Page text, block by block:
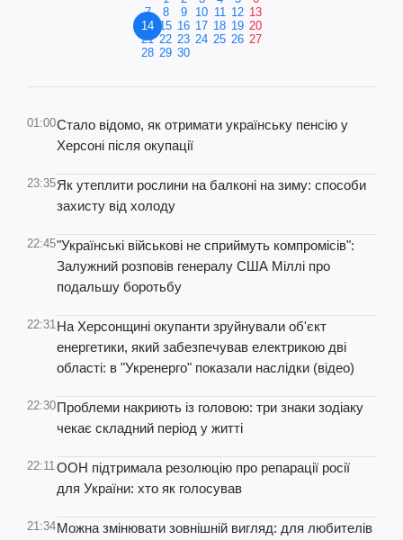
7
8 9 10 11 12 13
14 15 16 17 18 19 20
21 22 23 24 25 26 27
28 29 30
01:00Стало відомо, як отримати українську пенсію у
Херсоні після окупації
23:35Як утеплити рослини на балконі на зиму: способи
захисту від холоду
22:45"Українські військові не сприймуть компромісів":
Залужний розповів генералу США Міллі про
подальшу боротьбу
22:31На Херсонщині окупанти зруйнували об'єкт
енергетики, який забезпечував електрикою дві
області: в "Укренерго" показали наслідки (відео)
22:30Проблеми накриють із головою: три знаки зодіаку
чекає складний період у житті
22:11ООН підтримала резолюцію про репарації росії
для України: хто як голосував
21:34Можна змінювати зовнішній вигляд: для любителів